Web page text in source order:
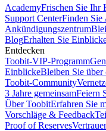
AcademyFrischen Sie Ihr
Support CenterFinden Sie
Ankündigungszentrum
BlogErhalten Sie
Entdecken
Toobit-VIP-Programm
EinblickeBleiben Sie
Toobit-Community
3 Jahre gemeinsamFeiern
Über ToobitErfahren Sie
Vorschläge & Feedback
Proof of Reserves